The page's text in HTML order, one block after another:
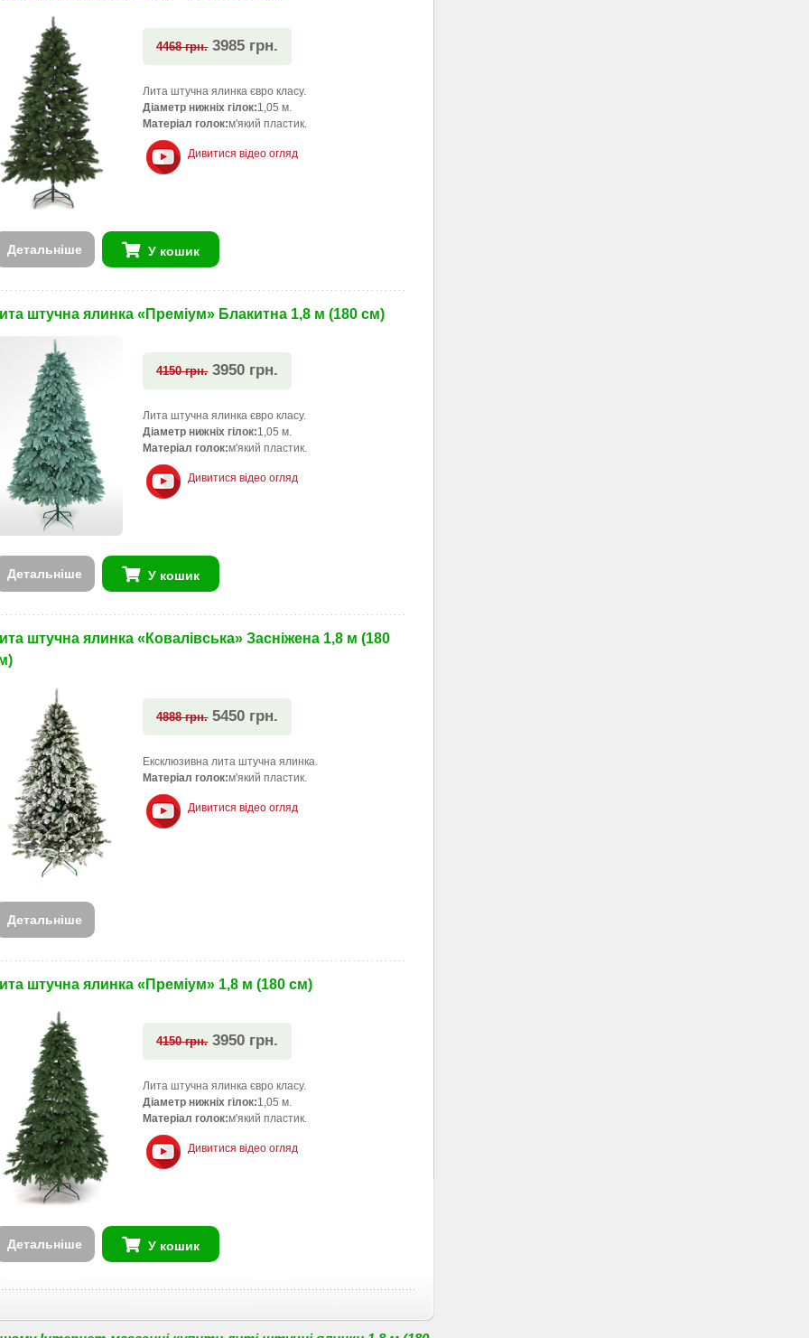
4468 грн.3985 грн.
Лита штучна ялинка євро класу.
Діаметр нижніх гілок:1,05 м.
Матеріал голок:м'який пластик.
Дивитися відео огляд
Детальніше У кошик
штучна ялинка «Преміум» Блакитна 1,8 м (180 см)
4150 грн.3950 грн.
Лита штучна ялинка євро класу.
Діаметр нижніх гілок:1,05 м.
Матеріал голок:м'який пластик.
Дивитися відео огляд
Детальніше У кошик
штучна ялинка «Ковалівська» Засніжена 1,8 м (180
4888 грн.5450 грн.
Ексклюзивна лита штучна ялинка.
Матеріал голок:м'який пластик.
Дивитися відео огляд
Детальніше
штучна ялинка «Преміум» 1,8 м (180 см)
4150 грн.3950 грн.
Лита штучна ялинка євро класу.
Діаметр нижніх гілок:1,05 м.
Матеріал голок:м'який пластик.
Дивитися відео огляд
Детальніше У кошик